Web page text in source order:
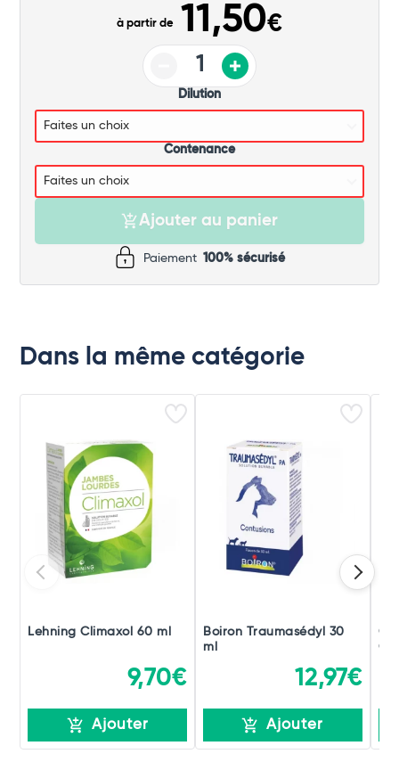
à partir de 11,50€
Dilution
Contenance
Ajouter au panier
Paiement 100% sécurisé
Dans la même catégorie
Lehning Climaxol 60 ml
9,70€
Ajouter
Boiron Traumasédyl 30
ml
12,97€
Ajouter